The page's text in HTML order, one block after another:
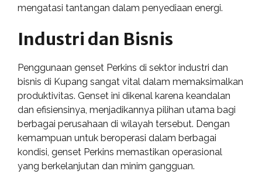
mengatasi tantangan dalam penyediaan energi.
Industri dan Bisnis
Penggunaan genset Perkins di sektor industri dan
bisnis di Kupang sangat vital dalam memaksimalkan
produktivitas. Genset ini dikenal karena keandalan
dan efisiensinya, menjadikannya pilihan utama bagi
berbagai perusahaan di wilayah tersebut. Dengan
kemampuan untuk beroperasi dalam berbagai
kondisi, genset Perkins memastikan operasional
yang berkelanjutan dan minim gangguan.